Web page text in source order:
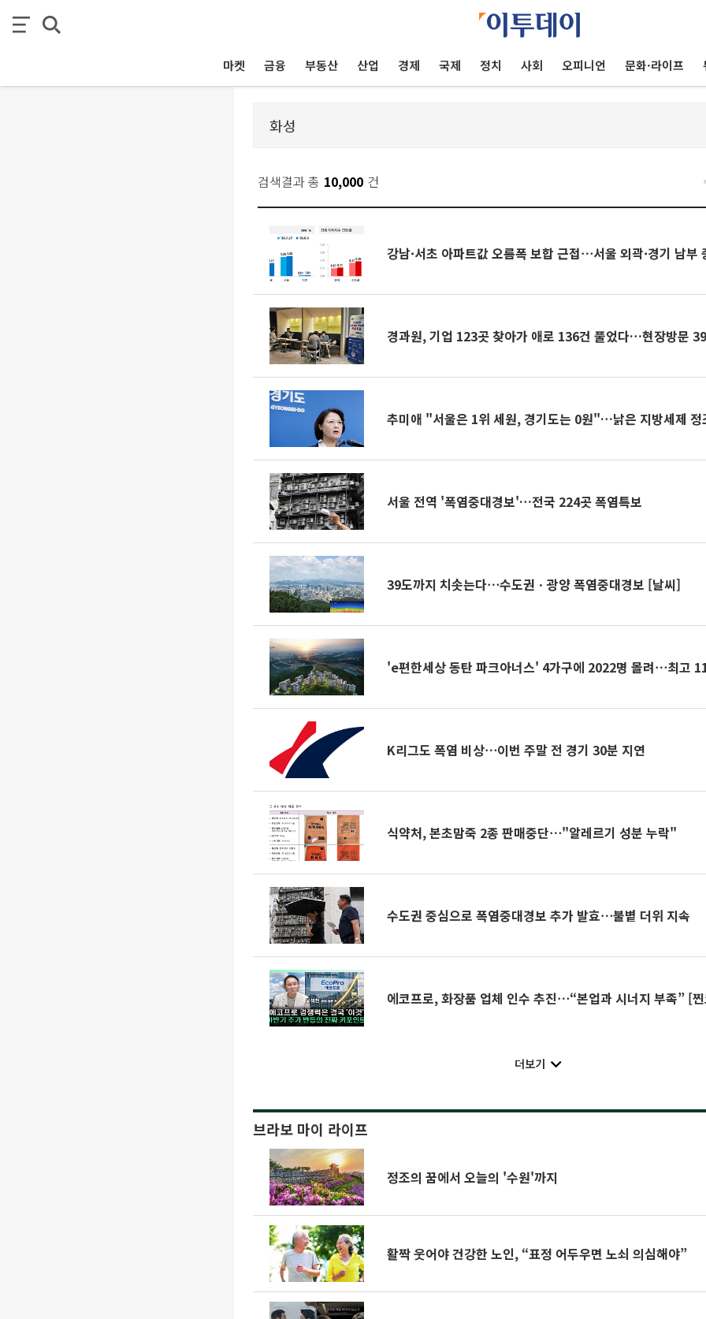
마켓 금융 부동산 산업 경제 국제 정치 사회 오피니언 문화·라이프
검색결과 총 10,000 건
강남·서초 아파트값 오름폭 보합 근접⋯서울 외곽·경기 남부
경과원, 기업 123곳 찾아가 애로 136건 풀었다…현장방문
추미애 "서울은 1위 세원, 경기도는 0원"…낡은 지방세제 정
서울 전역 '폭염중대경보'…전국 224곳 폭염특보
39도까지 치솟는다⋯수도권ㆍ광양 폭염중대경보 [날씨]
'e편한세상 동탄 파크아너스' 4가구에 2022명 몰려⋯최고
K리그도 폭염 비상⋯이번 주말 전 경기 30분 지연
식약처, 본초맘죽 2종 판매중단⋯"알레르기 성분 누락"
수도권 중심으로 폭염중대경보 추가 발효⋯불볕 더위 지속
에코프로, 화장품 업체 인수 추진⋯“본업과 시너지 부족” [
더보기
브라보 마이 라이프
정조의 꿈에서 오늘의 '수원'까지
활짝 웃어야 건강한 노인, “표정 어두우면 노쇠 의심해야”